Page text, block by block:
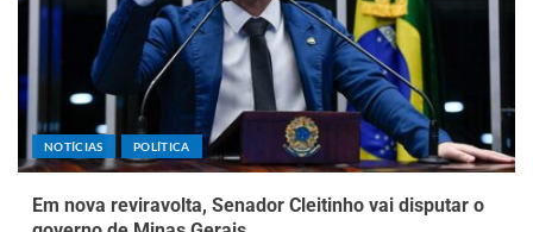
NOTÍCIAS POLÍTICA
Em nova reviravolta, Senador Cleitinho vai disputar o